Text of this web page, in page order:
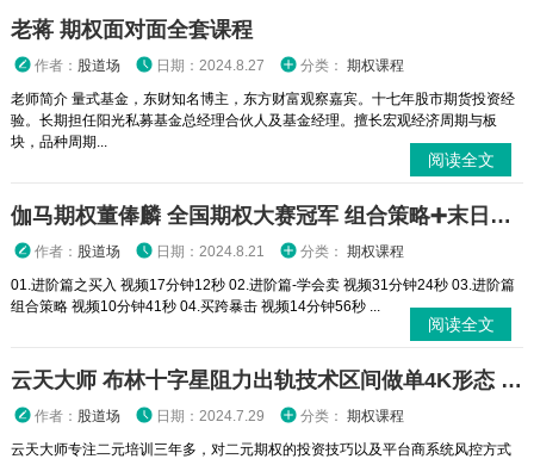
老蒋 期权面对面全套课程
作者： 股道场 日期：2024.8.27 分类： 期权课程
老师简介 量式基金，东财知名博主，东方财富观察嘉宾。十七年股市期货投资经
验。长期担任阳光私募基金总经理合伙人及基金经理。擅长宏观经济周期与板
块，品种周期...
阅读全文
伽马期权董俸麟 全国期权大赛冠军 组合策略➕末日轮视频课程
作者： 股道场 日期：2024.8.21 分类： 期权课程
01.进阶篇之买入 视频17分钟12秒 02.进阶篇-学会卖 视频31分钟24秒 03.进阶篇
组合策略 视频10分钟41秒 04.买跨暴击 视频14分钟56秒 ...
阅读全文
云天大师 布林十字星阻力出轨技术区间做单4K形态 二元期权外汇实战培训视频课程
作者： 股道场 日期：2024.7.29 分类： 期权课程
云天大师专注二元培训三年多，对二元期权的投资技巧以及平台商系统风控方式